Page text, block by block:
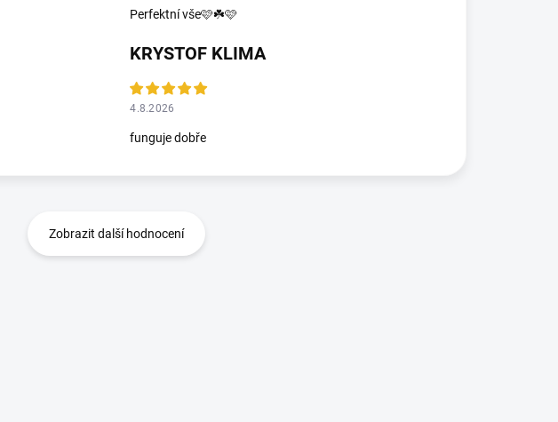
Perfektní vše🩷☘️🩷
KRYSTOF KLIMA
4.8.2026
funguje dobře
Zobrazit další hodnocení